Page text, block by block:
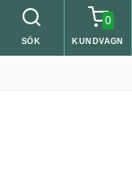
SÖK
0
KUNDVAGN